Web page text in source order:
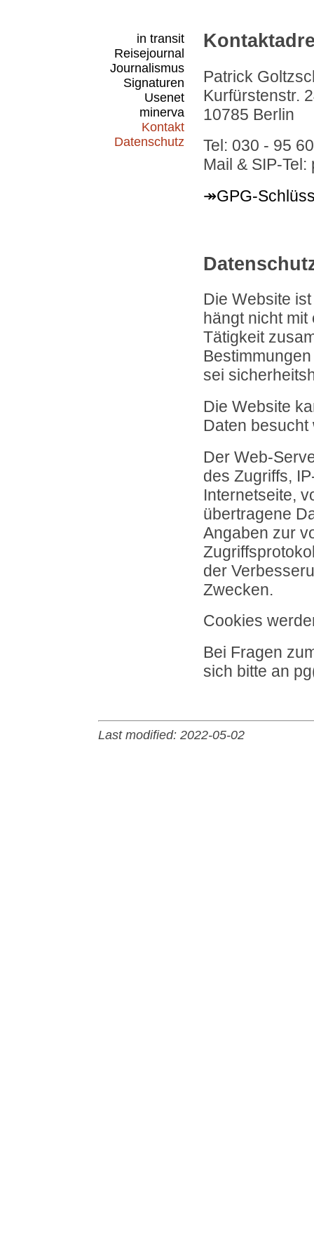
in transit
Reisejournal
Journalismus
Signaturen
Usenet
minerva
Kontakt
Datenschutz
Patrick
Kurfürstenstr.
10785 Berlin
Tel: 030 - 95
Mail & SIP-
GPG-
Die Website
hängt nicht
Tätigkeit
sei
Die Website
Daten besucht
Der Web-
des Zugriffs,
Internetseite,
übertragene
Angaben zur
der
Zwecken.
Cookies
Bei Fragen
sich bitte an
Last modified: 2022-05-02